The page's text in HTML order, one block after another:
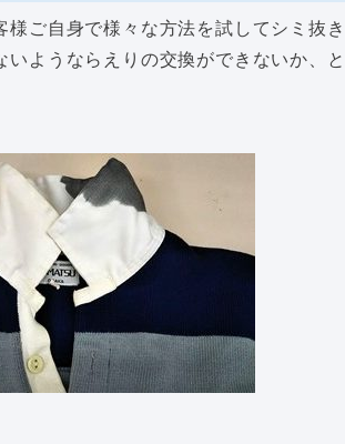
ご自身で様々な方法を試してシミ抜
ようならえりの交換ができないか、